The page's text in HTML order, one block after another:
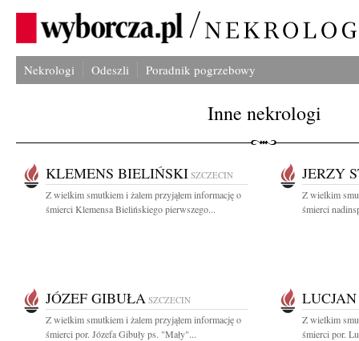
Nekrologi Odeszli Poradnik pogrzebowy
Inne nekrologi
KLEMENS BIELIŃSKI SZCZECIN
Z wielkim smutkiem i żalem przyjąłem informację o
śmierci Klemensa Bielińskiego pierwszego...
JERZY
Z wielkim
śmierci
JÓZEF GIBUŁA SZCZECIN
Z wielkim smutkiem i żalem przyjąłem informację o
śmierci por. Józefa Gibuły ps. "Mały"...
Z wielkim
śmierci por.